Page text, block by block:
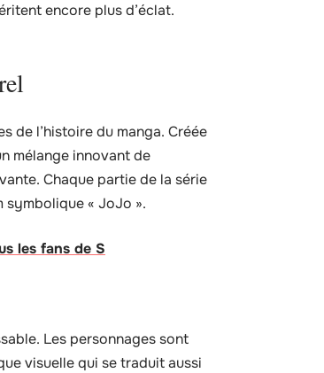
encore plus d’éclat.
de l’histoire du manga. Créée
mélange innovant de
Chaque partie de la série
symbolique « JoJo ».
les fans de S
Les personnages sont
visuelle qui se traduit aussi